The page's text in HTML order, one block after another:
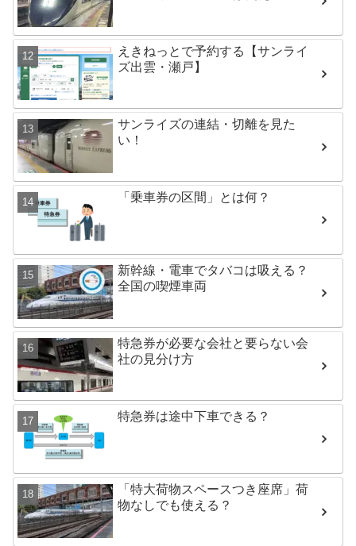
えきねっとで予約する【サンライ
ズ出雲・瀬戸】
サンライズの連結・切離を見た
い！
「乗車券の区間」とは何？
新幹線・電車でタバコは吸える？
全国の喫煙車両
特急券が必要な会社と要らない会
社の見分け方
特急券は途中下車できる？
「特大荷物スペースつき座席」荷
物なしでも使える？